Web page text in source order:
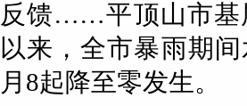
反馈……平顶山市基
以来，全市暴雨期
月8起降至零发生。